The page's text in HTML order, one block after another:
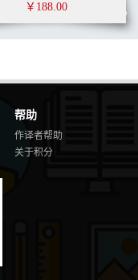
￥188.00
帮助
作译者帮助
关于积分